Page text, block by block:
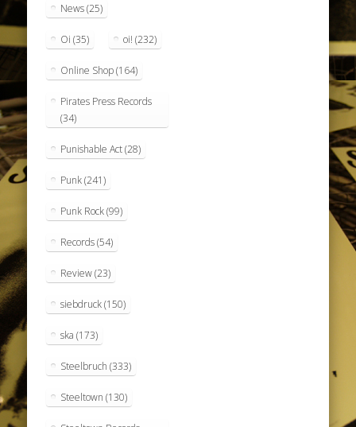
News(25)
Oi (35) oi! (232)
Online Shop(164)
Pirates Press Records
(34)
Punishable Act(28)
Punk(241)
Punk Rock(99)
Records(54)
Review(23)
siebdruck(150)
ska (173)
Steelbruch (333)
Steeltown (130)